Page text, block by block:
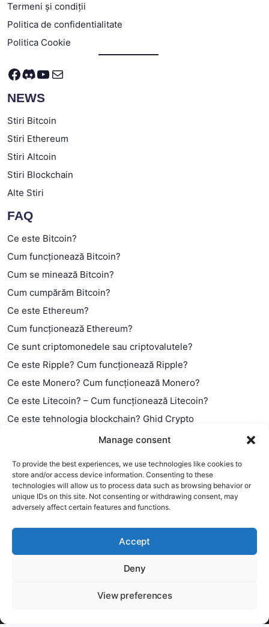
Manage consent
To provide the best experiences, we use technologies like cookies to
store and/or access device information. Consenting to these
technologies will allow us to process data such as browsing behavior or
unique IDs on this site. Not consenting or withdrawing consent, may
adversely affect certain features and functions.
Accept
Deny
View preferences
Termeni și condiții
Politica de confidentialitate
Politica Cookie
Facebook
Discord
YouTube
Mail
NEWS
Stiri Bitcoin
Stiri Ethereum
Stiri Altcoin
Stiri Blockchain
Alte Stiri
FAQ
Ce este Bitcoin?
Cum funcționează Bitcoin?
Cum se minează Bitcoin?
Cum cumpărăm Bitcoin?
Ce este Ethereum?
Cum funcționează Ethereum?
Ce sunt criptomonedele sau criptovalutele?
Ce este Ripple? Cum funcționează Ripple?
Ce este Monero? Cum funcționează Monero?
Ce este Litecoin? – Cum funcționează Litecoin?
Ce este tehnologia blockchain? Ghid Crypto
Ce este contractul smart?
This website uses cookies to improve your experience. We'll